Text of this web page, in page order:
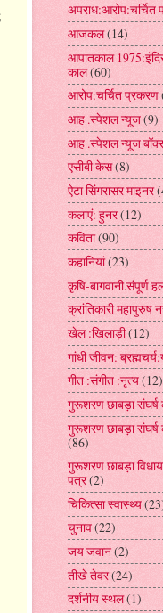
अपराध:आरोप:चर्चित
आजकल(14)
आपातकाल
काल(60)
आरोप:चर्चित प्रकरण
आह .स्पेशल न्यूज(9)
आह .स्पेशल न्यूज
एसीबी केस(8)
ऐटा सिंगरासर माइनर
कलाएं: हुनर(12)
कविता(90)
कहानियां(23)
कृषि-बागवानी.संपूर्ण
क्रांतिकारी महापुरुष
खेल :खिलाड़ी(12)
गांधी जीवन:
गीत :संगीत :नृत्य(12)
गुरूशरण छाबड़ा संघर्ष
गुरूशरण छाबड़ा संघर्ष
(86)
गुरूशरण छाबड़ा
पत्र(2)
चिकित्सा स्वास्थ्य
चुनाव(22)
जय जवान(2)
तीखे तेवर(24)
दर्शनीय स्थल(1)